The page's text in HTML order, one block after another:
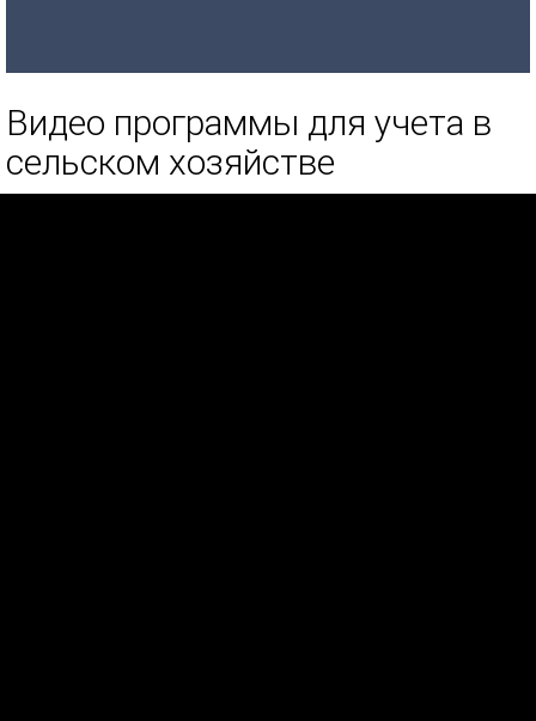
Видео программы для учета в
сельском хозяйстве